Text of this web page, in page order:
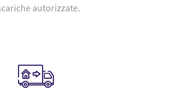
autorizzate.